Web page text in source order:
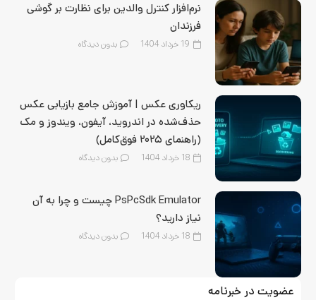
نرم‌افزار کنترل والدین برای نظارت بر گوشی
فرزندان
19 خرداد 1404 بدون دیدگاه
ریکاوری عکس | آموزش جامع بازیابی عکس
حذف‌شده در اندروید، آیفون، ویندوز و مک
(راهنمای ۲۰۲۵ فوق‌کامل)
18 خرداد 1404 بدون دیدگاه
PsPcSdk Emulator چیست و چرا به آن
نیاز دارید؟
18 خرداد 1404 بدون دیدگاه
عضویت در خبرنامه